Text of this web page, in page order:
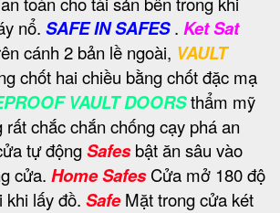
nổ. SAFE IN SAFES. Ket Sat
cánh 2 bản lề ngoài, VAULT
chốt hai chiều bằng chốt đặc mạ
VAULT DOORSthẩm mỹ
chắc chắn chống cạy phá an
tự độngSafesbật ăn sâu vào
cửa. Home Safes Cửa mở 180 độ
khi lấy đồ. Safe Mặt trong cửa két